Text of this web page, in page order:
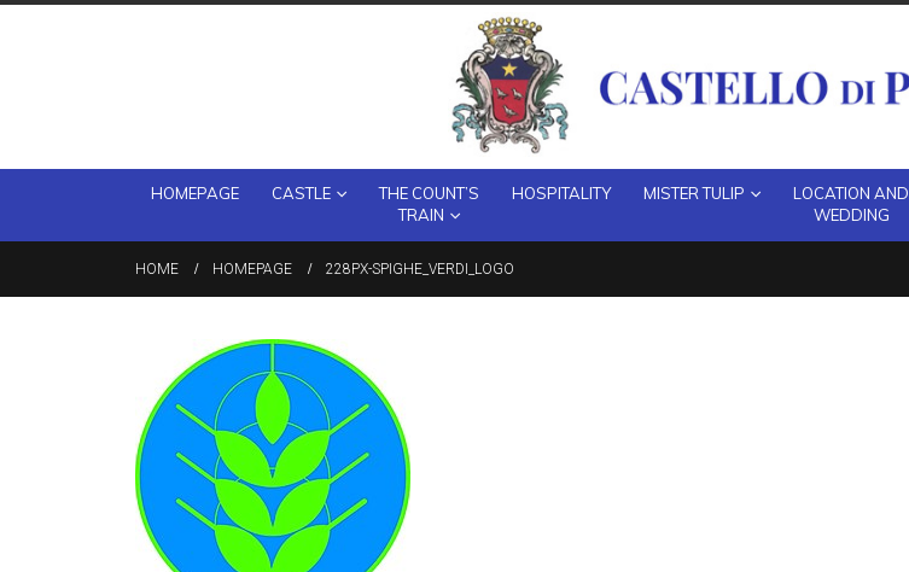
HOMEPAGE CASTLE
THE COUNT’S
TRAIN
HOSPITALITY MISTER TULIP
LOCATION AND
WEDDING
HOME HOMEPAGE 228PX-SPIGHE_VERDI_LOGO